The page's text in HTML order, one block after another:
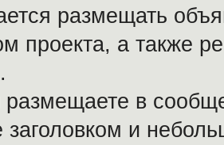
размещать
проекта, а также
в
заголовком и